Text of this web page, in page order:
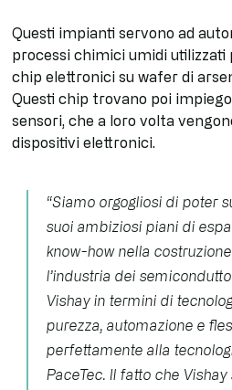
Questi impianti servono ad
processi chimici umidi utilizzati
chip elettronici su wafer di
Questi chip trovano poi
sensori, che a loro volta
dispositivi elettronici.
“Siamo orgogliosi di poter
suoi ambiziosi piani di
know-how nella
l’industria dei
Vishay in termini di
purezza, automazione e
perfettamente alla
PaceTec. Il fatto che